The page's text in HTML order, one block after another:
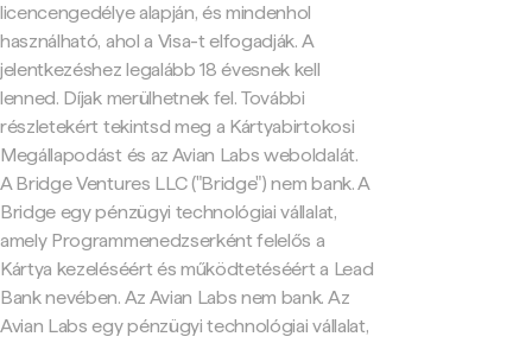
licencengedélye alapján, és mindenhol
használható, ahol a Visa-t elfogadják. A
jelentkezéshez legalább 18 évesnek kell
lenned. Díjak merülhetnek fel. További
részletekért tekintsd meg a Kártyabirtokosi
Megállapodást és az Avian Labs weboldalát.
A Bridge Ventures LLC ("Bridge") nem bank. A
Bridge egy pénzügyi technológiai vállalat,
amely Programmenedzserként felelős a
Kártya kezeléséért és működtetéséért a Lead
Bank nevében. Az Avian Labs nem bank. Az
Avian Labs egy pénzügyi technológiai vállalat,